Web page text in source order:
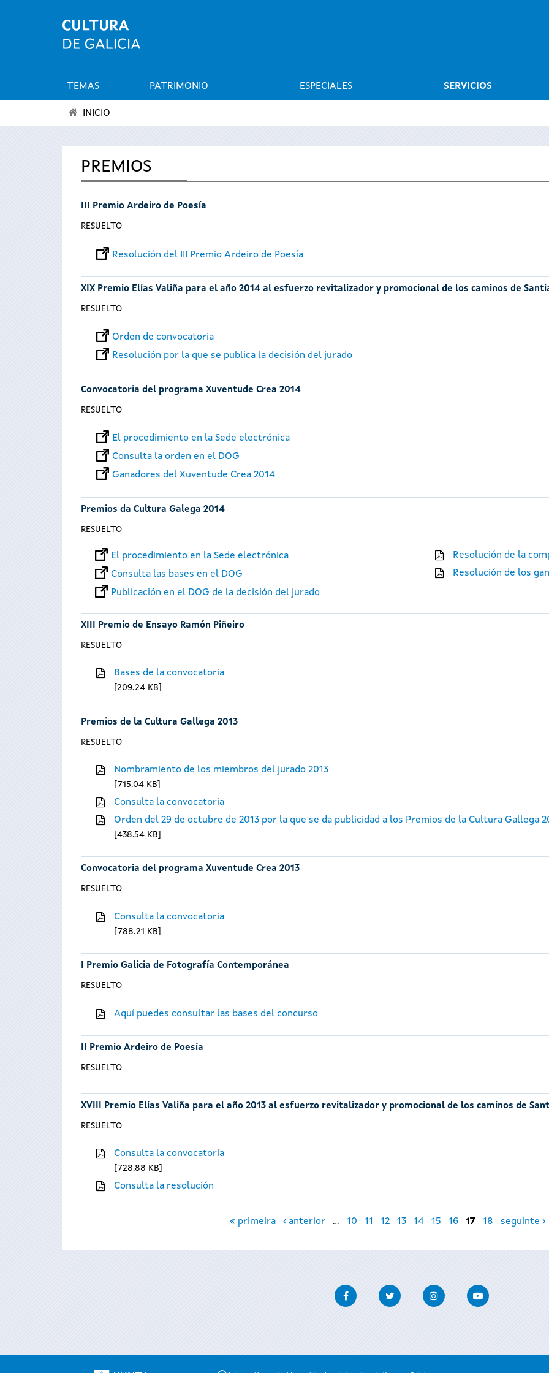
Menú
principal
TEMAS PATRIMONIO ESPECIALES SERVICIOS
encuentra
aquí
INICIO
PREMIOS
III Premio Ardeiro de Poesía
RESUELTO
Resolución del III Premio Ardeiro de Poesía
XIX Premio Elías Valiña para el año 2014 al esfuerzo revitalizador y promocional de los caminos de
RESUELTO
Orden de convocatoria
Resolución por la que se publica la decisión del jurado
Convocatoria del programa Xuventude Crea 2014
RESUELTO
El procedimiento en la Sede electrónica
Consulta la orden en el DOG
Ganadores del Xuventude Crea 2014
Premios da Cultura Galega 2014
RESUELTO
El procedimiento en la Sede electrónica
Consulta las bases en el DOG
Publicación en el DOG de la decisión del jurado
Resolución de la
Resolución de los
XIII Premio de Ensayo Ramón Piñeiro
RESUELTO
Bases de la convocatoria
209.24 KB
Premios de la Cultura Gallega 2013
RESUELTO
Nombramiento de los miembros del jurado 2013
715.04 KB
Consulta la convocatoria
Orden del 29 de octubre de 2013 por la que se da publicidad a los Premios de la Cultura Gallega
438.54 KB
Convocatoria del programa Xuventude Crea 2013
RESUELTO
Consulta la convocatoria
788.21 KB
I Premio Galicia de Fotografía Contemporánea
RESUELTO
Aquí puedes consultar las bases del concurso
II Premio Ardeiro de Poesía
RESUELTO
XVIII Premio Elías Valiña para el año 2013 al esfuerzo revitalizador y promocional de los caminos de
RESUELTO
Consulta la convocatoria
728.88 KB
Consulta la resolución
« primeira ‹ anterior … 10 11 12 13 14 15 16 17 18 seguinte ›
FacebookTwitter InstagramYoutube